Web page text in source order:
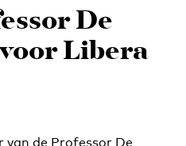
De
Libera
van de Professor De